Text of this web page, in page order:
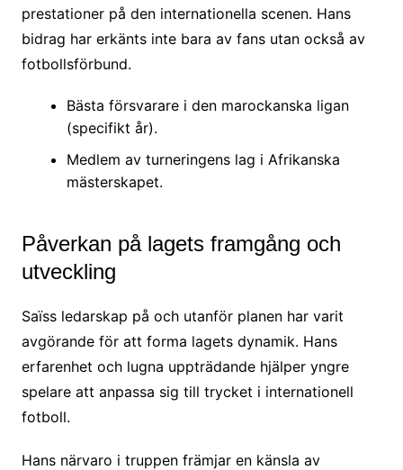
prestationer på den internationella scenen. Hans
bidrag har erkänts inte bara av fans utan också av
fotbollsförbund.
Bästa försvarare i den marockanska ligan
(specifikt år).
Medlem av turneringens lag i Afrikanska
mästerskapet.
Påverkan på lagets framgång och
utveckling
Saïss ledarskap på och utanför planen har varit
avgörande för att forma lagets dynamik. Hans
erfarenhet och lugna uppträdande hjälper yngre
spelare att anpassa sig till trycket i internationell
fotboll.
Hans närvaro i truppen främjar en känsla av